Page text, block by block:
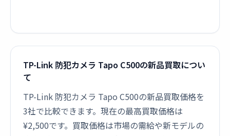
TP-Link 防犯カメラ Tapo C500の新品買取につい
て
TP-Link 防犯カメラ Tapo C500の新品買取価格を
3社で比較できます。現在の最高買取価格は
¥2,500です。買取価格は市場の需給や新モデルの